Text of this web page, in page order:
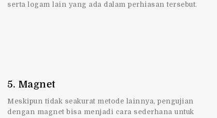
serta logam lain yang ada dalam perhiasan tersebut.
5. Magnet
Meskipun tidak seakurat metode lainnya, pengujian
dengan magnet bisa menjadi cara sederhana untuk